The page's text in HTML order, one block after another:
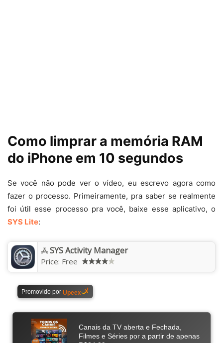
Como limprar a memória RAM
do iPhone em 10 segundos
Se você não pode ver o vídeo, eu escrevo agora como
fazer o processo. Primeiramente, pra saber se realmente
foi útil esse processo pra você, baixe esse aplicativo, o
SYS Lite:
SYS Activity Manager
Price: Free